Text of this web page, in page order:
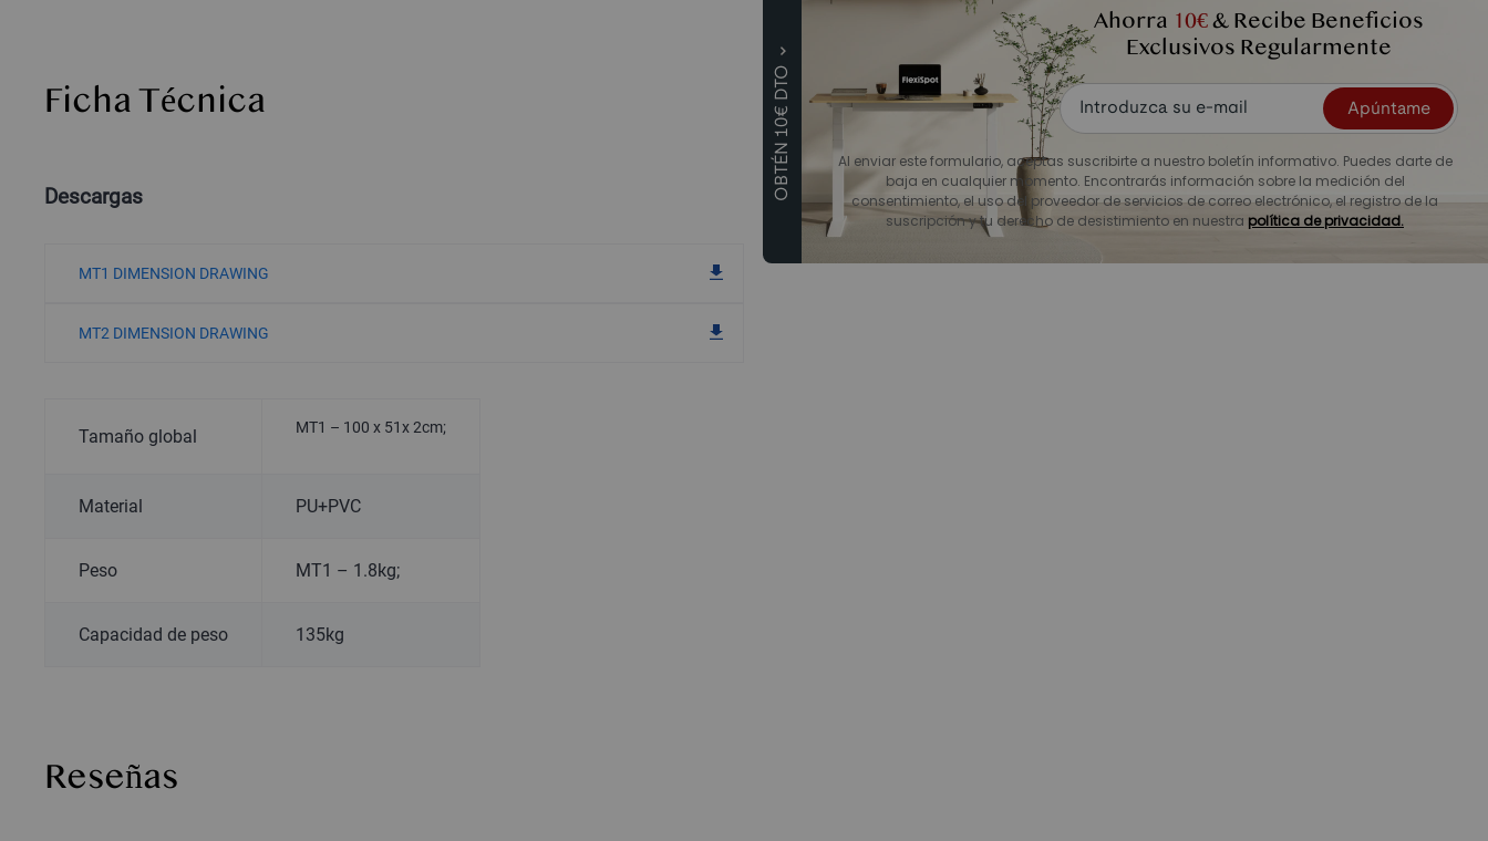
Ficha Técnica
Descargas
MT1 DIMENSION DRAWING
MT2 DIMENSION DRAWING
Tamaño global MT1 – 100 x 51x 2cm;
Material PU+PVC
Peso MT1 – 1.8kg;
Capacidad de peso 135kg
Reseñas
OBTÉN 10€ DTO
Ahorra 10€& Recibe Beneficios
Exclusivos Regularmente
Apúntame
Al enviar este formulario, aceptas suscribirte a nuestro boletín informativo. Puedes darte de
baja en cualquier momento. Encontrarás información sobre la medición del
consentimiento, el uso del proveedor de servicios de correo electrónico, el registro de la
suscripción y tu derecho de desistimiento en nuestra política de privacidad.